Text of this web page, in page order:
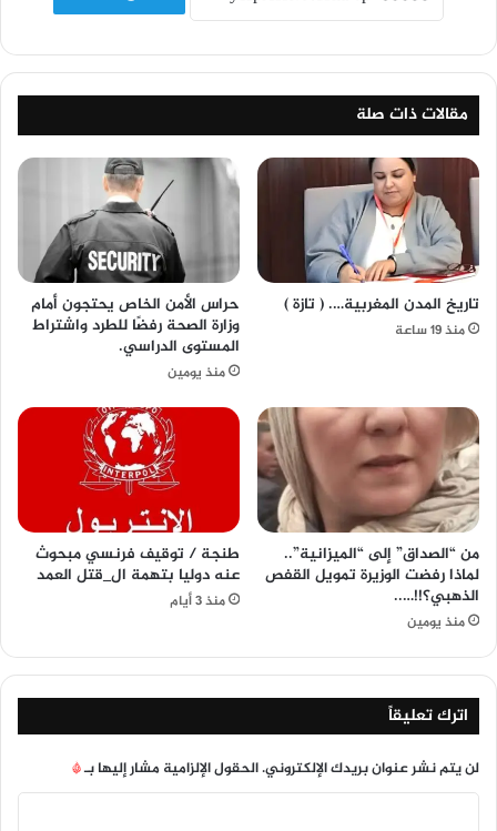
مقالات ذات صلة
تاريخ المدن المغربية…. ( تازة )
منذ 19 ساعة
حراس الأمن الخاص يحتجون أمام
وزارة الصحة رفضًا للطرد واشتراط
المستوى الدراسي.
منذ يومين
من “الصداق” إلى “الميزانية”..
لماذا رفضت الوزيرة تمويل القفص
الذهبي؟!!…..
منذ يومين
طنجة / توقيف فرنسي مبحوث
عنه دوليا بتهمة ال_قتل العمد
منذ 3 أيام
اترك تعليقاً
لن يتم نشر عنوان بريدك الإلكتروني.الحقول الإلزامية مشار إليها بـ*